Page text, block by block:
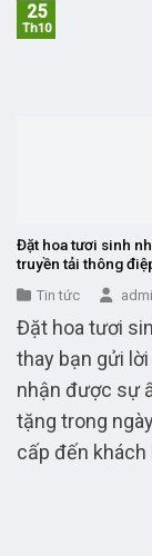
Đặt hoa tươi sinh
truyền tải thông
Tin tức
Đặt hoa tươi
thay bạn gửi
nhận được sự
tặng trong
cấp đến khách
25
Th10